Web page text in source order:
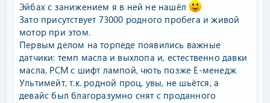
Эйбах с занижением я в ней не нашёл
Зато присутствует 73000 родного пробега и живой
мотор при этом.
Первым делом на торпеде появились важные
датчики: темп масла и выхлопа и, естественно давки
масла, РСМ с шифт лампой, чють позже Е-менедж
Ультимейт, т.к. родной проц, увы, не шьётся, а
девайс был благоразумно снят с проданного